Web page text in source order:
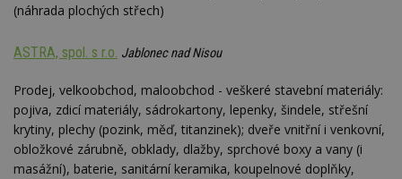
(náhrada plochých střech)
ASTRA, spol. s r.o. Jablonec nad Nisou
Prodej, velkoobchod, maloobchod - veškeré stavební materiály:
pojiva, zdicí materiály, sádrokartony, lepenky, šindele, střešní
krytiny, plechy (pozink, měď, titanzinek); dveře vnitřní i venkovní,
obložkové zárubně, obklady, dlažby, sprchové boxy a vany (i
masážní), baterie, sanitární keramika, koupelnové doplňky,